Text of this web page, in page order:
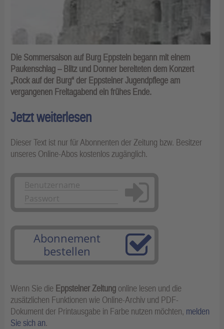
Die Sommersaison auf Burg Eppstein begann mit einem
Paukenschlag – Blitz und Donner bereiteten dem Konzert
„Rock auf der Burg“ der Eppsteiner Jugendpflege am
vergangenen Freitagabend ein frühes Ende.
Jetzt weiterlesen
Dieser Text ist nur für Abonnenten der Zeitung bzw. Besitzer
unseres Online-Abos kostenlos zugänglich.
Anmelden
Abonnement
bestellen
Wenn Sie die Eppsteiner Zeitung online lesen und die
zusätzlichen Funktionen wie Online-Archiv und PDF-
Dokument der Printausgabe in Farbe nutzen möchten, melden
Sie sich an.